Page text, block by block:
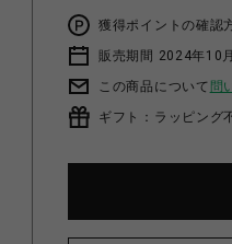
獲得ポイントの確認
販売期間 2024年10
この商品について 問
ギフト：ラッピング